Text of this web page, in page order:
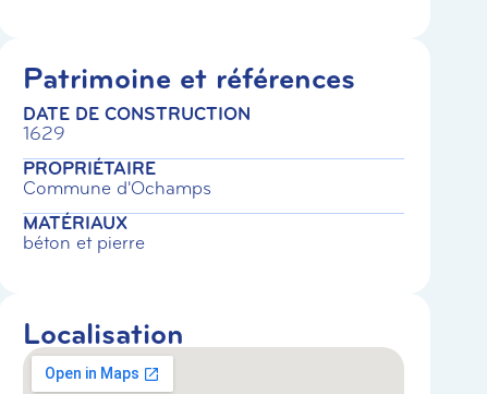
Patrimoine et références
DATE DE CONSTRUCTION
1629
PROPRIÉTAIRE
Commune d'Ochamps
MATÉRIAUX
béton et pierre
Localisation